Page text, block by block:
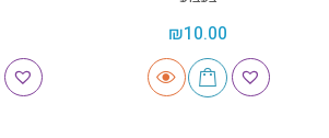
₪10.00